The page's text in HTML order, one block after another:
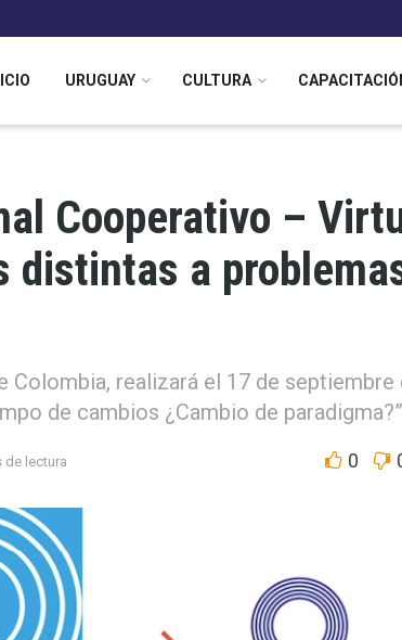
URUGUAY CULTURA
Cooperativo –
distintas a
Colombia, realizará el 17 de septiembre
de cambios ¿Cambio de
de lectura 0